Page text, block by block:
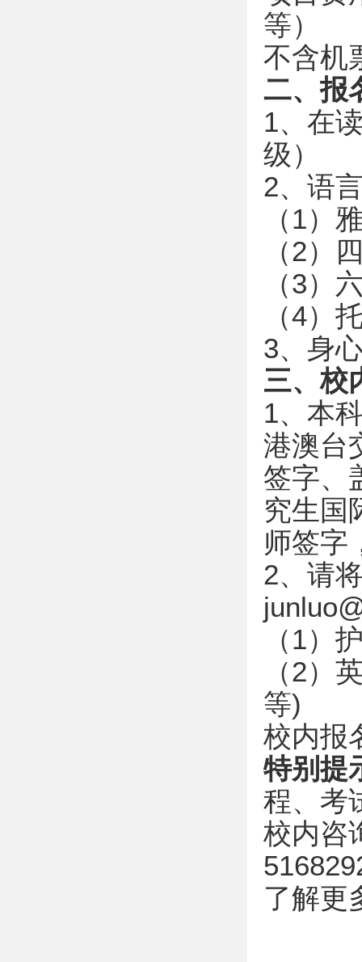
等）
不含机
二、报
1、在
级）
2、语
（1）
（2）
（3）
（4）
3、身
三、校
1、本
港澳台
签字、
究生国
师签字
2、请
（1）
（2）
等)
校内报
特别提
程、考
校内咨
了解更